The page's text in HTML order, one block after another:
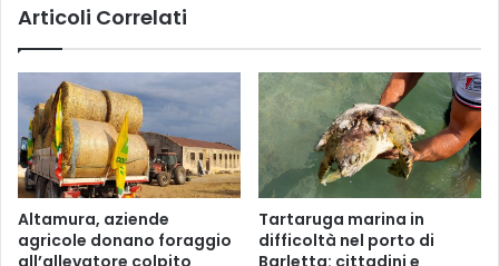
e
n
q
u
e
a
r
a
r
o
g
:
a
Articoli Correlati
Altamura, aziende
agricole donano foraggio
all’allevatore colpito
Tartaruga marina in
difficoltà nel porto di
Barletta: cittadini e